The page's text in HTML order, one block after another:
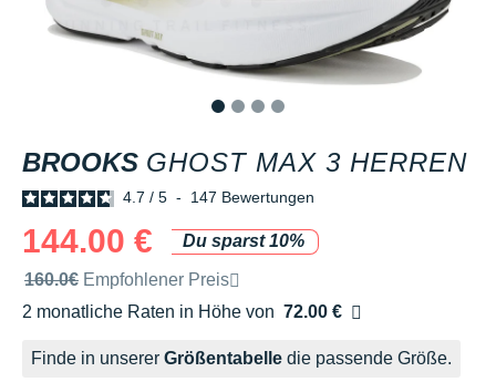
BROOKS GHOST MAX 3 HERREN
4.7 / 5 - 147 Bewertungen
144.00 €
Du sparst 10%
Unverbindliche Preisempfehlung der Marke
160.0€ Empfohlener Preis
2 monatliche Raten in Höhe von 72.00 €
Ohne Zusatzkosten
Finde in unserer Größentabelle die passende Größe.